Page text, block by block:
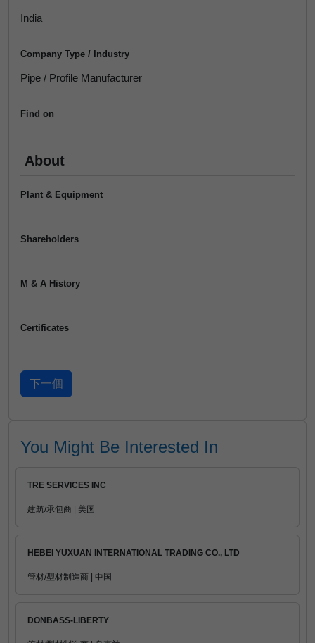
India
Company Type / Industry
Pipe / Profile Manufacturer
Find on
About
Plant & Equipment
Shareholders
M & A History
Certificates
You Might Be Interested In
TRE SERVICES INC
建筑/承包商 | 美国
HEBEI YUXUAN INTERNATIONAL TRADING CO., LTD
管材/型材制造商 | 中国
DONBASS-LIBERTY